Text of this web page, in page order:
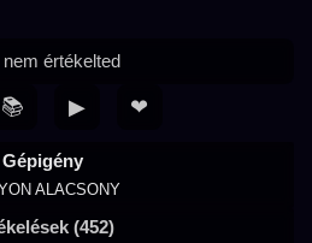
Gépigény
ALACSONY
(452)
nem értékelted
📚 ▶ ❤